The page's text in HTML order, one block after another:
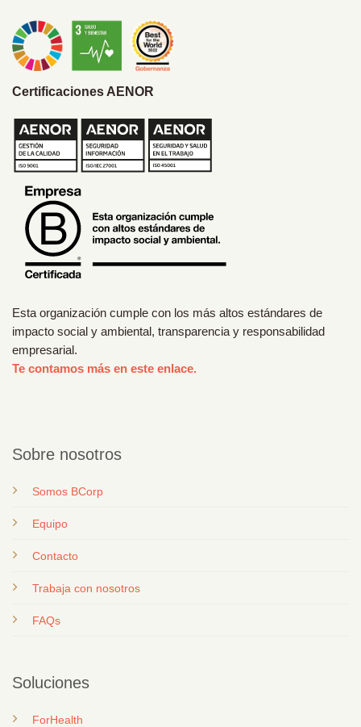
Certificaciones AENOR
Esta organización cumple con los más altos estándares de
impacto social y ambiental, transparencia y responsabilidad
empresarial.
Te contamos más en este enlace.
Sobre nosotros
Somos BCorp
Equipo
Contacto
Trabaja con nosotros
FAQs
Soluciones
ForHealth